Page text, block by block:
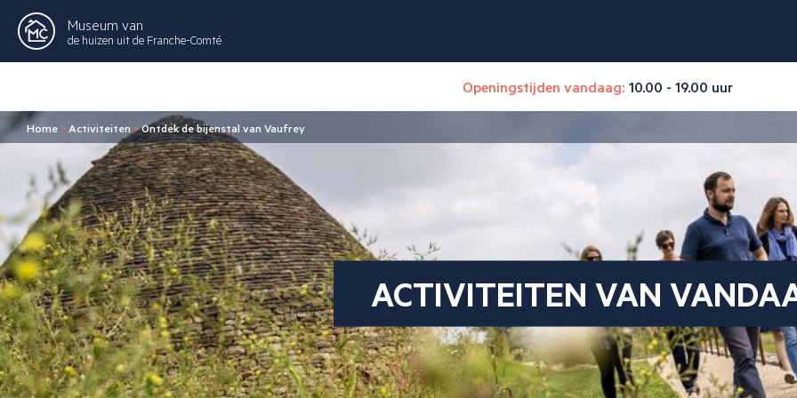
Museum van
de huizen uit de Franche-Comté
Openingstijden vandaag: 10.00 - 19.00 uur
Home > Activiteiten >Ontdek de bijenstal van Vaufrey
ACTIVITEITEN VAN